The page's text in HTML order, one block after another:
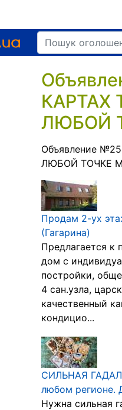
КАРТАХ
ЛЮБОЙ
Объявление
ЛЮБОЙ ТОЧКЕ
Продам 2-ух
(Гагарина)
Предлагается к
дом с
постройки,
4 сан.узла,
качественный
кондицио...
СИЛЬНАЯ
любом регионе.
Нужна сильная